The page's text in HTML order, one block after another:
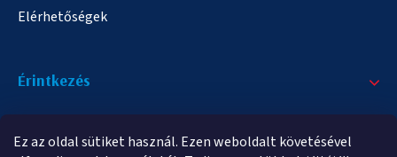
Ez az oldal sütiket használ. Ezen weboldalt követésével
Elérhetőségek
Érintkezés